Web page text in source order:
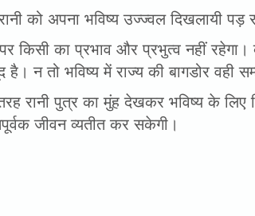
को अपना भविष्य उज्ज्वल दिखलायी पड़
किसी का प्रभाव और प्रभुत्व नहीं
है। न तो भविष्य में राज्य की बागडोर वही
रानी पुत्र का मुंह देखकर भविष्य के लिए
जीवन व्यतीत कर सकेगी।